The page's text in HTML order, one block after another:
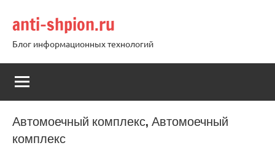
содержимому
anti-shpion.ru
Блог информационных технологий
Автомоечный комплекс, Автомоечный
комплекс